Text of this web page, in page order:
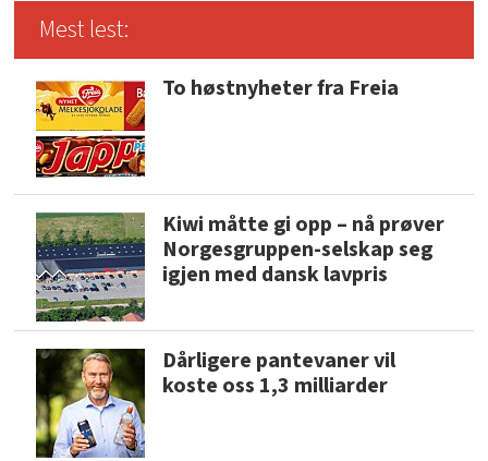
Mest lest:
To høstnyheter fra Freia
Kiwi måtte gi opp – nå prøver
Norgesgruppen-selskap seg
igjen med dansk lavpris
Dårligere pantevaner vil
koste oss 1,3 milliarder